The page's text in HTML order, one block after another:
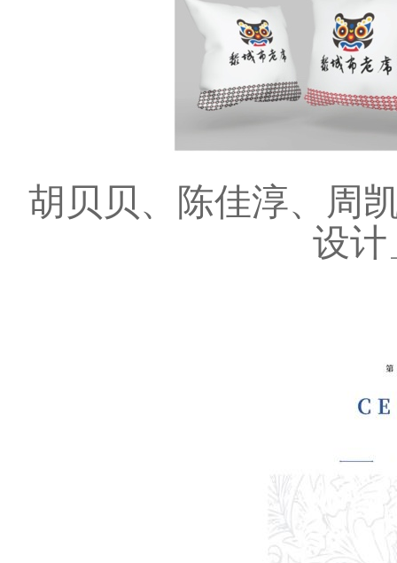
胡贝贝、陈佳淳、周
设计